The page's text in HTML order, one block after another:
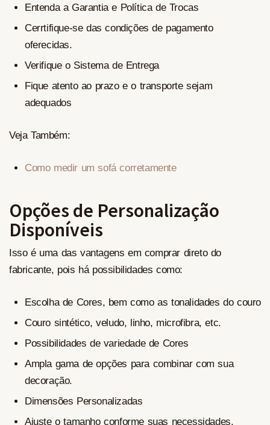
Entenda a Garantia e Política de Trocas
Cerrtifique-se das condições de pagamento
oferecidas.
Verifique o Sistema de Entrega
Fique atento ao prazo e o transporte sejam
adequados
Veja Também:
Como medir um sofá corretamente
Opções de Personalização
Disponíveis
Isso é uma das vantagens em comprar direto do
fabricante, pois há possibilidades como:
Escolha de Cores, bem como as tonalidades do couro
Couro sintético, veludo, linho, microfibra, etc.
Possibilidades de variedade de Cores
Ampla gama de opções para combinar com sua
decoração.
Dimensões Personalizadas
Ajuste o tamanho conforme suas necessidades.